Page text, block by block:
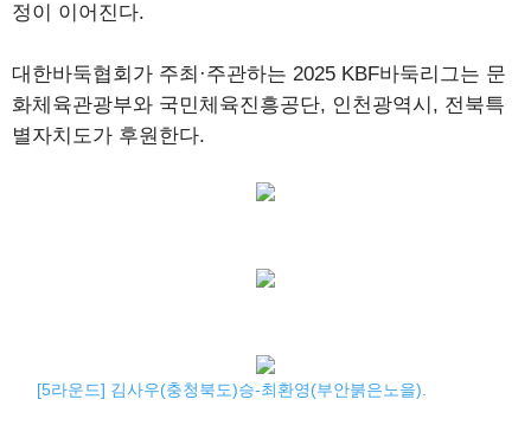
정이 이어진다.
대한바둑협회가 주최·주관하는 2025 KBF바둑리그는 문
화체육관광부와 국민체육진흥공단, 인천광역시, 전북특
별자치도가 후원한다.
[5라운드] 김사우(충청북도)승-최환영(부안붉은노을).